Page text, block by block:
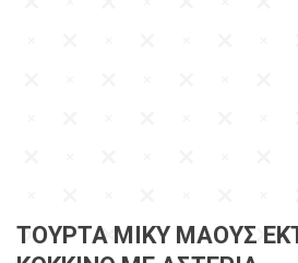
ΤΟΥΡΤΑ ΜΙΚΥ ΜΑΟΥΣ